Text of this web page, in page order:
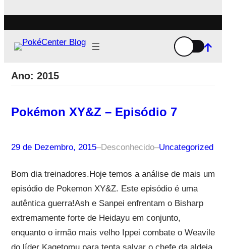
Ano: 2015
Pokémon XY&Z – Episódio 7
29 de Dezembro, 2015–Desconhecido–Uncategorized
Bom dia treinadores.Hoje temos a análise de mais um
episódio de Pokemon XY&Z. Este episódio é uma
autêntica guerra!Ash e Sanpei enfrentam o Bisharp
extremamente forte de Heidayu em conjunto,
enquanto o irmão mais velho Ippei combate o Weavile